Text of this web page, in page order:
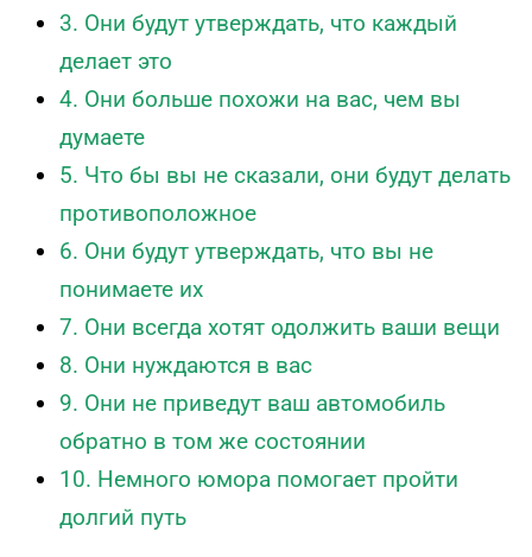
3. Они будут утверждать, что каждый
делает это
4. Они больше похожи на вас, чем вы
думаете
5. Что бы вы не сказали, они будут делать
противоположное
6. Они будут утверждать, что вы не
понимаете их
7. Они всегда хотят одолжить ваши вещи
8. Они нуждаются в вас
9. Они не приведут ваш автомобиль
обратно в том же состоянии
10. Немного юмора помогает пройти
долгий путь